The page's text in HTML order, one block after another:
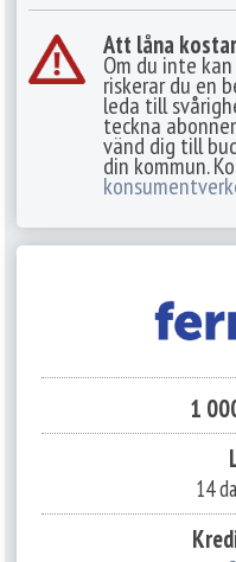
Att låna
Om du inte
riskerar du en
leda till
teckna
vänd dig till
din kommun.
1
14